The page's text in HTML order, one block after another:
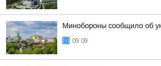
Минобороны сообщило об
09:09